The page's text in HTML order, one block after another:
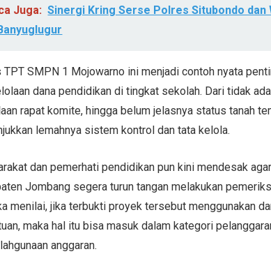
Juga: Sinergi Kring Serse Polres Situbondo dan
TPT SMPN 1 Mojowarno ini menjadi contoh nyata
dana pendidikan di tingkat sekolah. Dari tidak
rapat komite, hingga belum jelasnya status tanah
lemahnya sistem kontrol dan tata kelola.
dan pemerhati pendidikan pun kini mendesak
Jombang segera turun tangan melakukan
menilai, jika terbukti proyek tersebut menggunakan
maka hal itu bisa masuk dalam kategori
anggaran.